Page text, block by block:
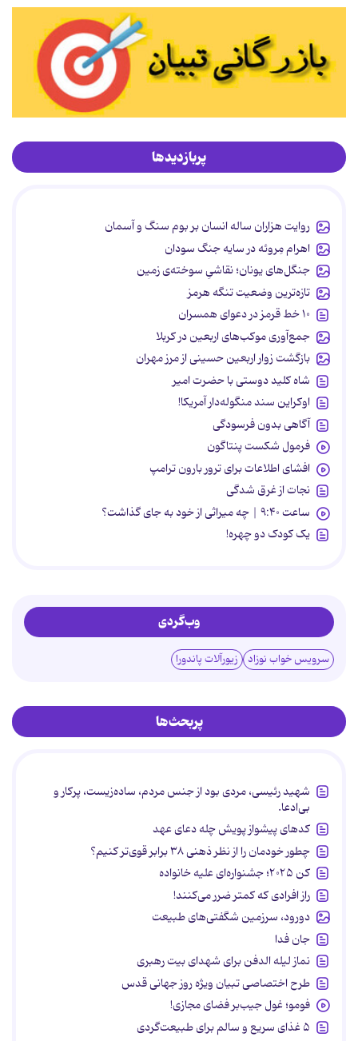
پربازدیدها
روایت هزاران ساله انسان بر بوم سنگ و آسمان
اهرام مِروئه در سایه جنگ سودان
جنگل‌های یونان؛ نقاشیِ سوخته‌ی زمین
تازه‌ترین وضعیت تنگه هرمز
۱۰ خط قرمز در دعوای همسران
جمع‌آوری موکب‌های اربعین در کربلا
بازگشت زوار اربعین حسینی از مرز مهران
شاه کلید دوستی با حضرت امیر
اوکراین سند منگوله‌دار آمریکا!
آگاهی بدون فرسودگی
فرمول شکست پنتاگون
افشای اطلاعات برای ترور بارون ترامپ
نجات از غرق شدگی
ساعت ۹:۴۰ | چه میراثی از خود به جای گذاشت؟
یک کودک دو چهره!
وب‌گردی
سرویس خواب نوزاد زیورآلات پاندورا
پربحث‌ها
شهید رئیسی، مردی بود از جنس مردم، ساده‌زیست، پرکار و
بی‌ادعا.
کدهای پیشواز پویش چله دعای عهد
چطور خودمان را از نظر ذهنی ۳۸ برابر قوی‌تر کنیم؟
کن ۲۰۲۵؛ جشنواره‌ای علیه خانواده
راز افرادی که کمتر ضرر می‌کنند!
دورود، سرزمین شگفتی‌های طبیعت
جان فدا
نماز لیله الدفن برای شهدای بیت رهبری
طرح اختصاصی تبیان ویژه روز جهانی قدس
فومو؛ غول جیب‌بر فضای مجازی!
۵ غذای سریع و سالم برای طبیعت‌گردی